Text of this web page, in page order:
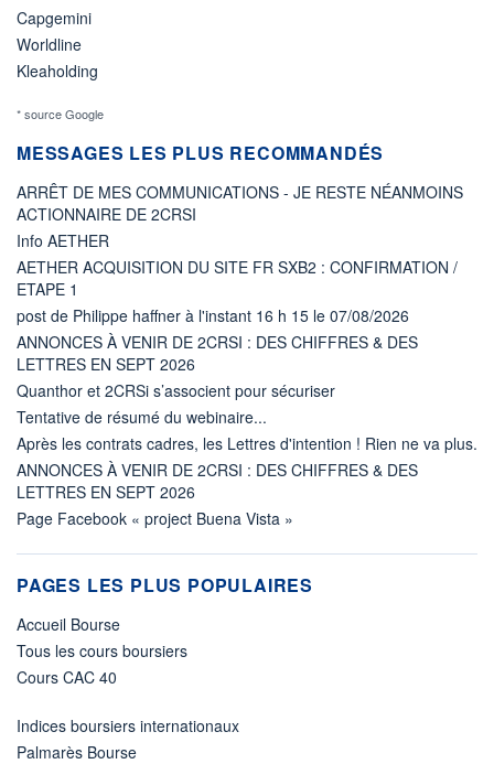
Capgemini
Worldline
Kleaholding
* source Google
MESSAGES LES PLUS RECOMMANDÉS
ARRÊT DE MES COMMUNICATIONS - JE RESTE NÉANMOINS
ACTIONNAIRE DE 2CRSI
Info AETHER
AETHER ACQUISITION DU SITE FR SXB2 : CONFIRMATION /
ETAPE 1
post de Philippe haffner à l'instant 16 h 15 le 07/08/2026
ANNONCES À VENIR DE 2CRSI : DES CHIFFRES & DES
LETTRES EN SEPT 2026
Quanthor et 2CRSi s’associent pour sécuriser
Tentative de résumé du webinaire...
Après les contrats cadres, les Lettres d'intention ! Rien ne va plus.
ANNONCES À VENIR DE 2CRSI : DES CHIFFRES & DES
LETTRES EN SEPT 2026
Page Facebook « project Buena Vista »
PAGES LES PLUS POPULAIRES
Accueil Bourse
Tous les cours boursiers
Cours CAC 40
Indices boursiers internationaux
Palmarès Bourse